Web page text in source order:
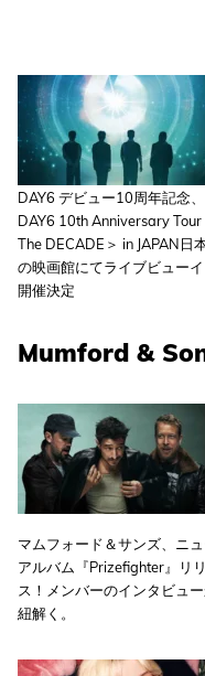
DAY6 デビュー10周年記念、
DAY6 10th Anniversary Tour
The DECADE＞ in JAPAN日
の映画館にてライブビュー
開催決定
Mumford &
マムフォード＆サンズ、ニュ
アルバム『Prizefighter』リ
ス！メンバーのインタビュ
紐解く。